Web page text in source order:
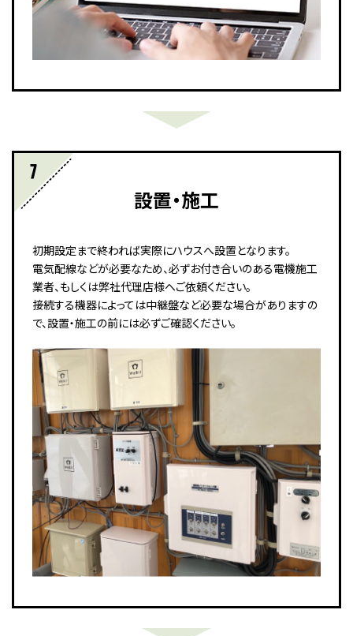
設置・施工
初期設定まで終われば実際にハウスへ設置となります。
電気配線などが必要なため、必ずお付き合いのある電機施工
業者、もしくは弊社代理店様へご依頼ください。
接続する機器によっては中継盤など必要な場合がありますの
で、設置・施工の前には必ずご確認ください。